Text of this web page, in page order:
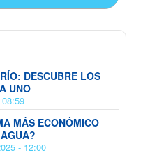
DESCUBRE LOS
UNO
MÁS ECONÓMICO
- 12:00